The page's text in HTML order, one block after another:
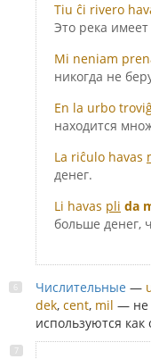
Tiu ĉi rivero
Это река
Mi neniam
никогда не
En la urbo
находится
La riĉulo havas
денег.
Li havas pli da
больше денег,
Числительные —
dek, cent, mil — не
используются